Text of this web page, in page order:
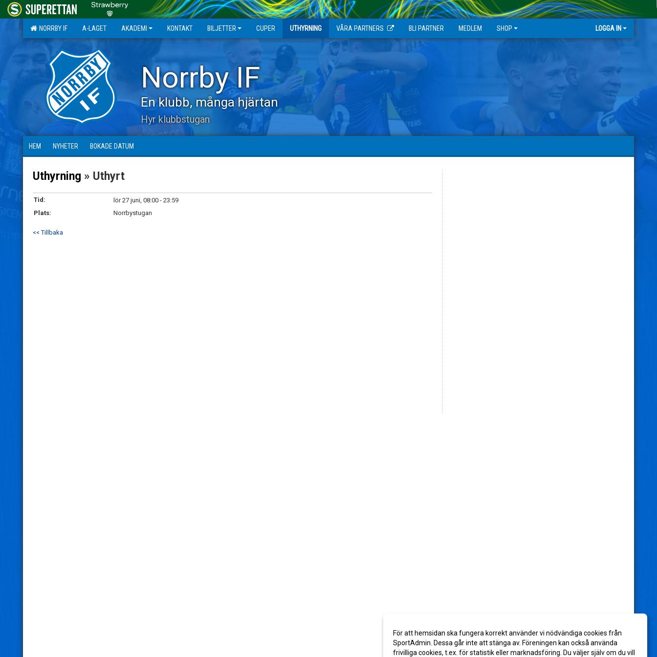
NORRBY IF A-LAGET AKADEMI KONTAKT BILJETTER CUPER UTHYRNING VÅRA PARTNERS BLI PARTNER MEDLEM SHOP LOGGA IN
Norrby IF
En klubb, många hjärtan
Hyr klubbstugan
HEM NYHETER BOKADE DATUM
Uthyrning » Uthyrt
Tid:
lör 27 juni, 08:00 - 23:59
Plats:
Norrbystugan
<< Tillbaka
För att hemsidan ska fungera korrekt använder vi nödvändiga cookies från
SportAdmin. Dessa går inte att stänga av. Föreningen kan också använda
frivilliga cookies, t.ex. för statistik eller marknadsföring. Du väljer själv om du vill